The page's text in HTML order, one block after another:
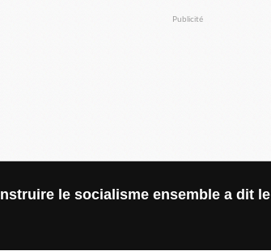
Publicité
le socialisme ensemble a dit le